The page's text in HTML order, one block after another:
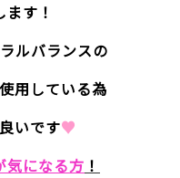
す！
ルバランスの
用している為
いです♥
気になる方 ！